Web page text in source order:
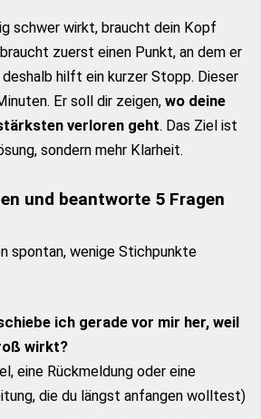
schwer wirkt, braucht dein Kopf
zuerst einen Punkt, an dem er
deshalb hilft ein kurzer Stopp. Dieser
Er soll dir zeigen, wo deine
verloren geht. Das Ziel ist
sondern mehr Klarheit.
und beantworte 5 Fragen
spontan, wenige Stichpunkte
ich gerade vor mir her, weil
wirkt?
eine Rückmeldung oder eine
die du längst anfangen wolltest)